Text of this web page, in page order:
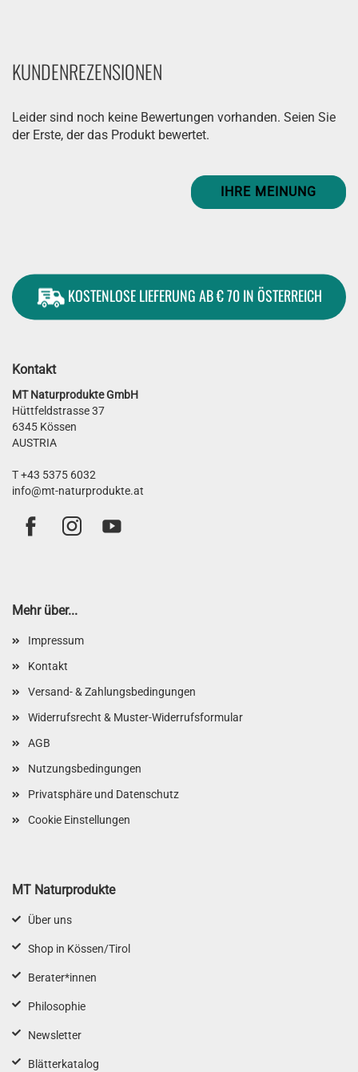
KUNDENREZENSIONEN
Leider sind noch keine Bewertungen vorhanden. Seien Sie
der Erste, der das Produkt bewertet.
IHRE MEINUNG
KOSTENLOSE LIEFERUNG AB € 70 IN ÖSTERREICH
Kontakt
MT Naturprodukte GmbH
Hüttfeldstrasse 37
6345 Kössen
AUSTRIA
T +43 5375 6032
info@mt-naturprodukte.at
Mehr über...
Impressum
Kontakt
Versand- & Zahlungsbedingungen
Widerrufsrecht & Muster-Widerrufsformular
AGB
Nutzungsbedingungen
Privatsphäre und Datenschutz
Cookie Einstellungen
MT Naturprodukte
Über uns
Shop in Kössen/Tirol
Berater*innen
Philosophie
Newsletter
Blätterkatalog